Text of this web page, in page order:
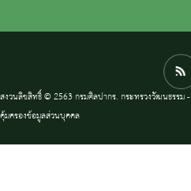
สงวนลิขสิทธิ์ © 2563 กรมศิลปากร. กระทรวงวัฒนธรรม -
คุ้มครองข้อมูลส่วนบุคคล